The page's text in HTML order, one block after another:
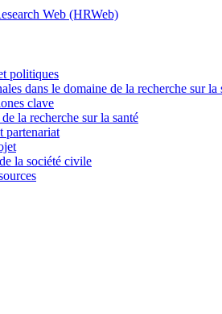
Web (HRWeb)
politiques
dans le domaine de la recherche sur la
clave
la recherche sur la santé
partenariat
la société civile